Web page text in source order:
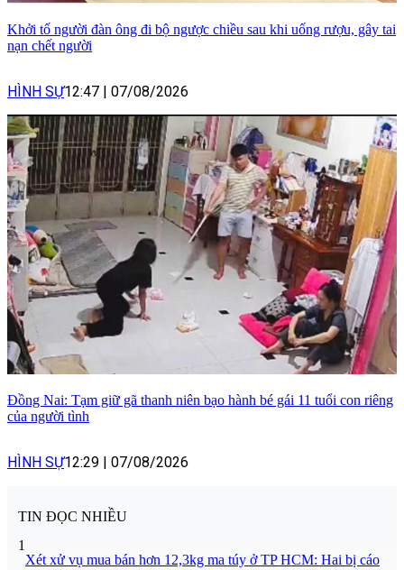
Khởi tố người đàn ông đi bộ ngược chiều sau khi uống rượu, gây tai
nạn chết người
HÌNH SỰ12:47 | 07/08/2026
Đồng Nai: Tạm giữ gã thanh niên bạo hành bé gái 11 tuổi con riêng
của người tình
HÌNH SỰ12:29 | 07/08/2026
TIN ĐỌC NHIỀU
1
Xét xử vụ mua bán hơn 12,3kg ma túy ở TP HCM: Hai bị cáo